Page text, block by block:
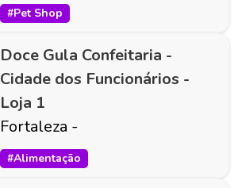
#Pet Shop
Doce Gula Confeitaria -
Cidade dos Funcionários -
Loja 1
Fortaleza -
#Alimentação